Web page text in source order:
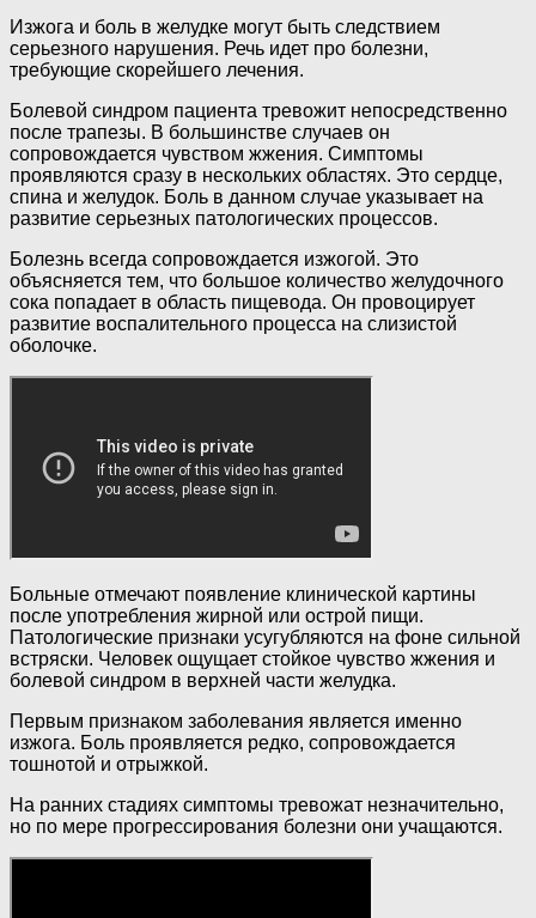
Изжога и боль в желудке могут быть следствием
серьезного нарушения. Речь идет про болезни,
требующие скорейшего лечения.
Болевой синдром пациента тревожит непосредственно
после трапезы. В большинстве случаев он
сопровождается чувством жжения. Симптомы
проявляются сразу в нескольких областях. Это сердце,
спина и желудок. Боль в данном случае указывает на
развитие серьезных патологических процессов.
Болезнь всегда сопровождается изжогой. Это
объясняется тем, что большое количество желудочного
сока попадает в область пищевода. Он провоцирует
развитие воспалительного процесса на слизистой
оболочке.
Больные отмечают появление клинической картины
после употребления жирной или острой пищи.
Патологические признаки усугубляются на фоне сильной
встряски. Человек ощущает стойкое чувство жжения и
болевой синдром в верхней части желудка.
Первым признаком заболевания является именно
изжога. Боль проявляется редко, сопровождается
тошнотой и отрыжкой.
На ранних стадиях симптомы тревожат незначительно,
но по мере прогрессирования болезни они учащаются.